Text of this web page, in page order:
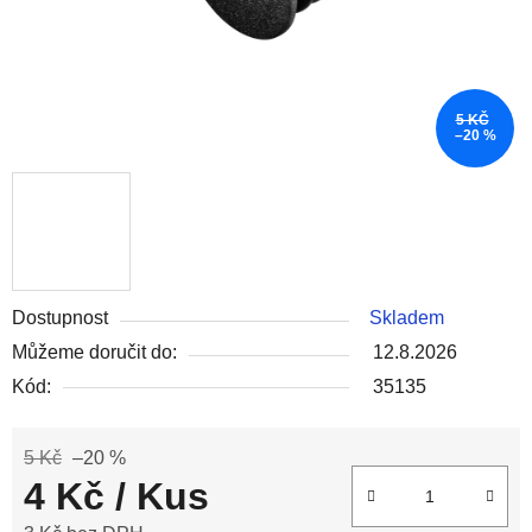
Dostupnost
Skladem
Můžeme doručit do:
12.8.2026
Kód:
35135
5 Kč –20 %
4 Kč / Kus
5 KČ
–20 %